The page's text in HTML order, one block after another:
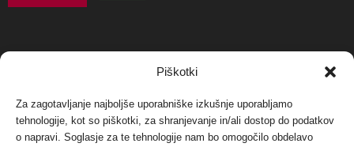
Piškotki
Za zagotavljanje najboljše uporabniške izkušnje uporabljamo
tehnologije, kot so piškotki, za shranjevanje in/ali dostop do podatkov
o napravi. Soglasje za te tehnologije nam bo omogočilo obdelavo
NAJBOLJ KOMENTIRANO
Protest proti vetrnim elektrarnam na Ojstrici, v
svetu pa vedno bolj...
Dogodki 12. maja, 2017